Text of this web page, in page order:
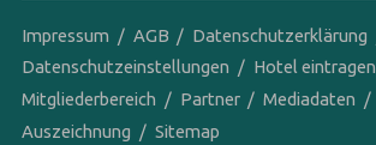
Impressum AGB
Datenschutzerklärung
Datenschutzeinstellungen
Hotel eintragen
Mitgliederbereich
Partner Mediadaten
Auszeichnung
Sitemap